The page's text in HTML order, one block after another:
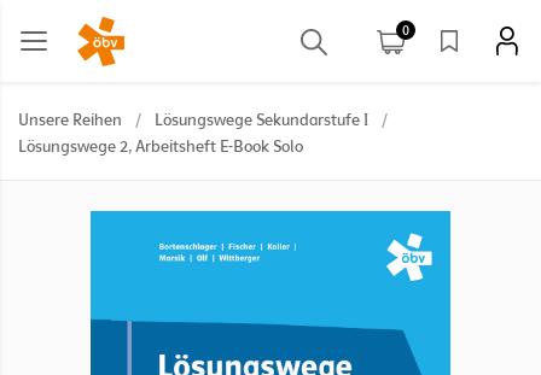
0
Unsere Reihen / Lösungswege Sekundarstufe I
/
Lösungswege 2, Arbeitsheft E-Book Solo